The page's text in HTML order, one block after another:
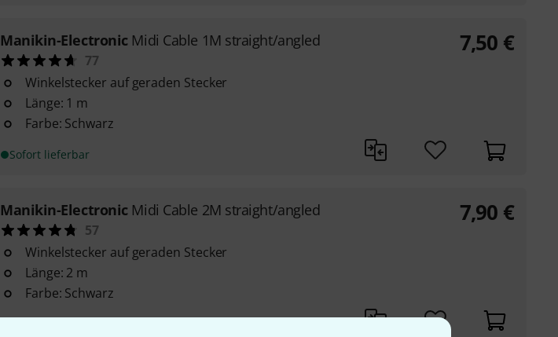
Manikin-Electronic Midi Cable 1M straight/angled
77
Winkelstecker auf geraden Stecker
Länge: 1 m
Farbe: Schwarz
Sofort lieferbar
7,50 €
Manikin-Electronic Midi Cable 2M straight/angled
57
Winkelstecker auf geraden Stecker
Länge: 2 m
Farbe: Schwarz
7,90 €